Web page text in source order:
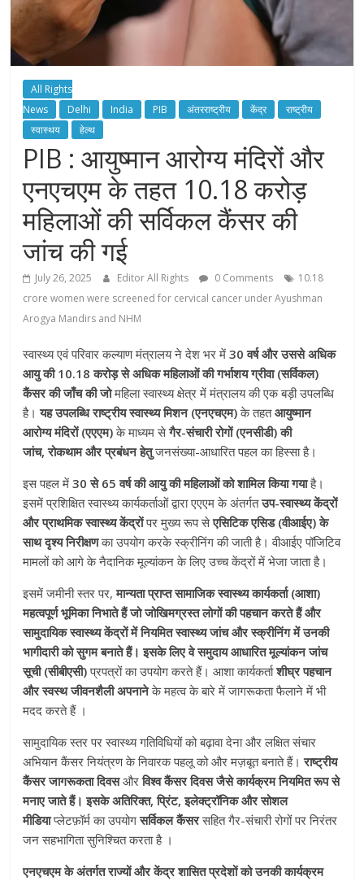
All Rights
News
Delhi India PIB अंतरराष्ट्रीय केंद्र
राष्ट्रीय
स्वास्थय
हेल्थ
PIB : आयुष्मान आरोग्य मंदिरों और
एनएचएम के तहत 10.18 करोड़
महिलाओं की सर्विकल कैंसर की
जांच की गई
July 26, 2025 Editor All Rights 0 Comments
10.18
crore women were screened for cervical cancer under Ayushman
Arogya Mandirs and NHM
स्वास्थ्य एवं परिवार कल्याण मंत्रालय ने देश भर में30 वर्ष और उससे अधिक
आयु की10.18करोड़ से अधिक महिलाओं की गर्भाशय ग्रीवा (सर्विकल)
कैंसर की जाँच की जोमहिला स्वास्थ्य क्षेत्र में मंत्रालय की एक बड़ी उपलब्धि
है। यह उपलब्धि राष्ट्रीय स्वास्थ्य मिशन (एनएचएम)के तहतआयुष्मान
आरोग्य मंदिरों (एएएम)के माध्यम सेगैर-संचारी रोगों (एनसीडी) की
जांच,रोकथाम और प्रबंधन हेतुजनसंख्या-आधारित पहल का हिस्सा है।
इस पहल में30से 65वर्ष की आयु की महिलाओं को शामिल किया गयाहै।
इसमें प्रशिक्षित स्वास्थ्य कार्यकर्ताओं द्वारा एएएम के अंतर्गतउप-स्वास्थ्य केंद्रों
और प्राथमिक स्वास्थ्य केंद्रोंपर मुख्य रूप सेएसिटिक एसिड (वीआईए) के
साथ दृश्य निरीक्षणका उपयोग करके स्क्रीनिंग की जाती है। वीआईए पॉजिटिव
मामलों को आगे के नैदानिक मूल्यांकन के लिए उच्च केंद्रों में भेजा जाता है।
इसमें जमीनी स्तर पर,मान्यता प्राप्त सामाजिक स्वास्थ्य कार्यकर्ता (आशा)
महत्‍वपूर्ण भूमिका निभाते हैं जो जोखिमग्रस्त लोगों की पहचान करते हैं और
सामुदायिक स्वास्थ्य केंद्रों में नियमित स्वास्थ्य जांच और स्क्रीनिंग में उनकी
भागीदारी को सुगम बनाते हैं। इसके लिए वेसमुदाय आधारित मूल्यांकन जांच
सूची (सीबीएसी)प्रपत्रों का उपयोग करते हैं। आशा कार्यकर्ताशीघ्र पहचान
और स्वस्थ जीवनशैली अपनानेके महत्व के बारे में जागरूकता फैलाने में भी
मदद करते हैं ।
सामुदायिक स्तर पर स्वास्थ्य गतिविधियों को बढ़ावा देना और लक्षित संचार
अभियान कैंसर नियंत्रण के निवारक पहलू को और मज़बूत बनाते हैं।राष्ट्रीय
कैंसर जागरूकता दिवसऔरविश्व कैंसर दिवस जैसे कार्यक्रम नियमित रूप से
मनाए जाते हैं। इसके अतिरिक्त,प्रिंट,इलेक्ट्रॉनिक और सोशल
मीडियाप्लेटफ़ॉर्म का उपयोगसर्विकल कैंसरसहित गैर-संचारी रोगों पर निरंतर
जन सहभागिता सुनिश्चित करता है ।
एनएचएम के अंतर्गत राज्यों और केंद्र शासित प्रदेशों को उनकी कार्यक्रम